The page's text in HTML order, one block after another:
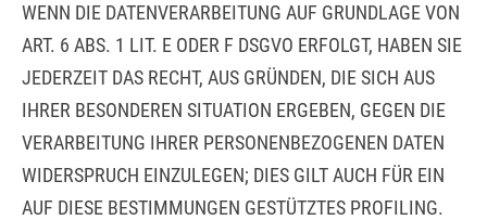
WENN DIE DATENVERARBEITUNG AUF GRUNDLAGE VON
ART. 6 ABS. 1 LIT. E ODER F DSGVO ERFOLGT, HABEN SIE
JEDERZEIT DAS RECHT, AUS GRÜNDEN, DIE SICH AUS
IHRER BESONDEREN SITUATION ERGEBEN, GEGEN DIE
VERARBEITUNG IHRER PERSONENBEZOGENEN DATEN
WIDERSPRUCH EINZULEGEN; DIES GILT AUCH FÜR EIN
AUF DIESE BESTIMMUNGEN GESTÜTZTES PROFILING.